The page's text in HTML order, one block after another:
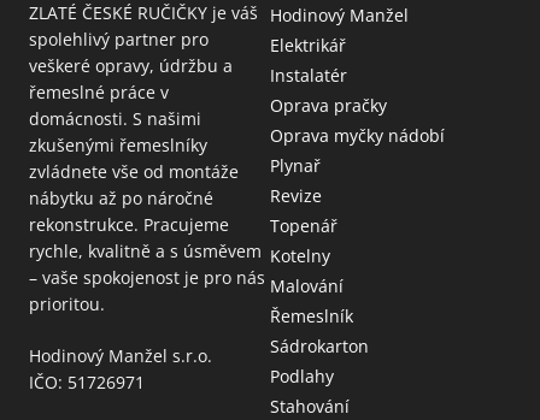
ZLATÉ ČESKÉ RUČIČKY je váš
spolehlivý partner pro
veškeré opravy, údržbu a
řemeslné práce v
domácnosti. S našimi
zkušenými řemeslníky
zvládnete vše od montáže
nábytku až po náročné
rekonstrukce. Pracujeme
rychle, kvalitně a s úsměvem
– vaše spokojenost je pro nás
prioritou.
Hodinový Manžel s.r.o.
IČO: 51726971
Hodinový Manžel
Elektrikář
Instalatér
Oprava pračky
Oprava myčky nádobí
Plynař
Revize
Topenář
Kotelny
Malování
Řemeslník
Sádrokarton
Podlahy
Stahování